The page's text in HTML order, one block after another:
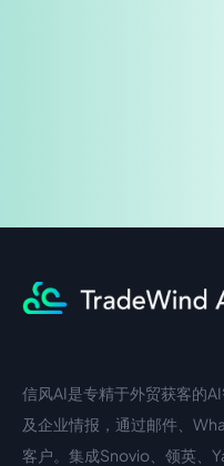
中文入口
信风AI是专精于外贸获客的
及企业情报，通过邮件、
客户。集成Snovio、领英、